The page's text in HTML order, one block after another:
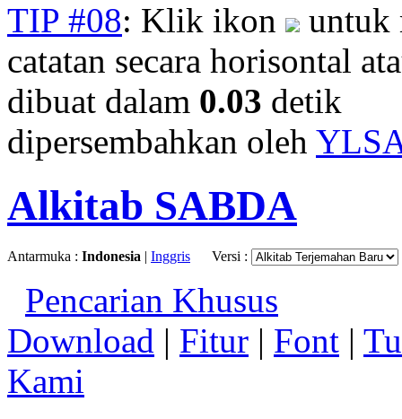
TIP #08: Klik ikon
untuk
catatan secara horisontal
dibuat dalam 0.03 detik
dipersembahkan oleh
Alkitab SABDA
Antarmuka : Indonesia | Inggris Versi :
Pencarian Khusus
Download | Fitur | Font |
Kami